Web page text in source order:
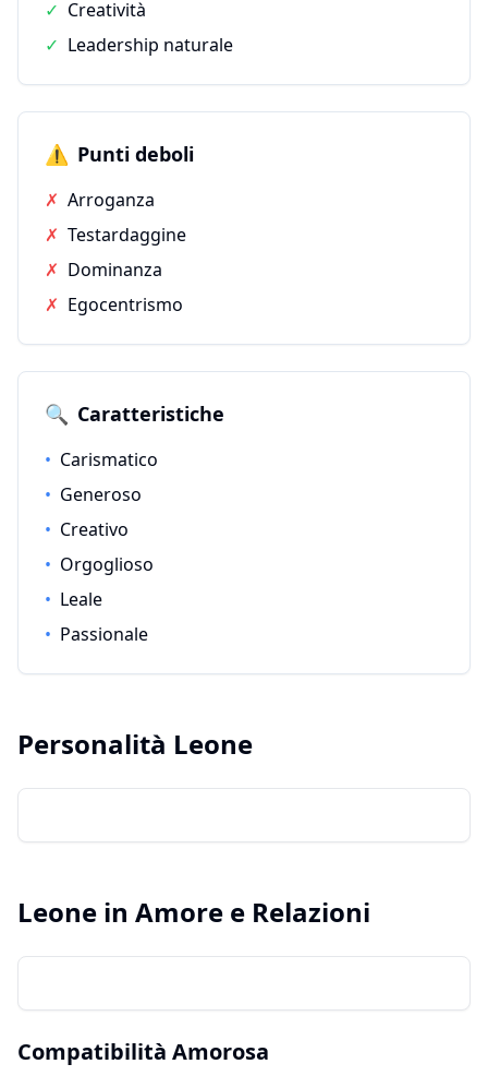
✓ Creatività
✓ Leadership naturale
⚠️ Punti deboli
✗ Arroganza
✗ Testardaggine
✗ Dominanza
✗ Egocentrismo
🔍 Caratteristiche
• Carismatico
• Generoso
• Creativo
• Orgoglioso
• Leale
• Passionale
Personalità Leone
Leone in Amore e Relazioni
Compatibilità Amorosa